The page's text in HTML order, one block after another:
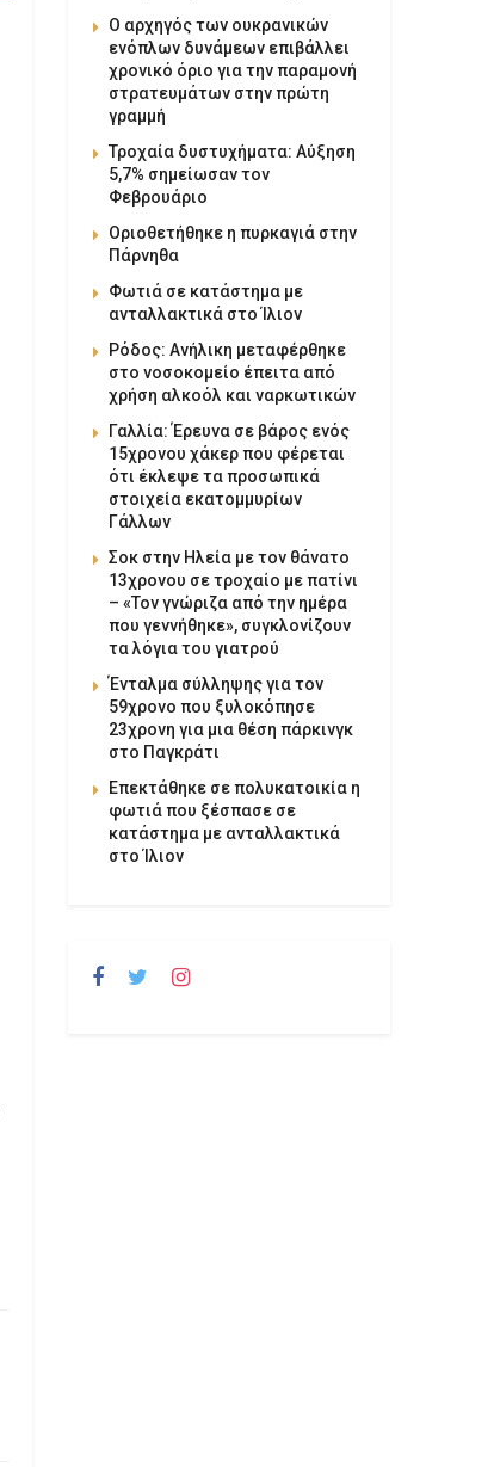
Ο αρχηγός των ουκρανικών
ενόπλων δυνάμεων επιβάλλει
χρονικό όριο για την παραμονή
στρατευμάτων στην πρώτη
γραμμή
Τροχαία δυστυχήματα: Αύξηση
5,7% σημείωσαν τον
Φεβρουάριο
Οριοθετήθηκε η πυρκαγιά στην
Πάρνηθα
Φωτιά σε κατάστημα με
ανταλλακτικά στο Ίλιον
Ρόδος: Ανήλικη μεταφέρθηκε
στο νοσοκομείο έπειτα από
χρήση αλκοόλ και ναρκωτικών
Γαλλία: Έρευνα σε βάρος ενός
15χρονου χάκερ που φέρεται
ότι έκλεψε τα προσωπικά
στοιχεία εκατομμυρίων
Γάλλων
Σοκ στην Ηλεία με τον θάνατο
13χρονου σε τροχαίο με πατίνι
– «Τον γνώριζα από την ημέρα
που γεννήθηκε», συγκλονίζουν
τα λόγια του γιατρού
Ένταλμα σύλληψης για τον
59χρονο που ξυλοκόπησε
23χρονη για μια θέση πάρκινγκ
στο Παγκράτι
Επεκτάθηκε σε πολυκατοικία η
φωτιά που ξέσπασε σε
κατάστημα με ανταλλακτικά
στο Ίλιον